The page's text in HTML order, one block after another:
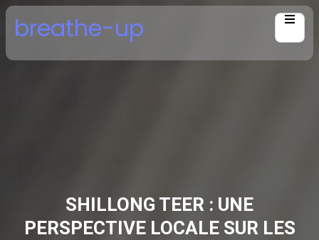
Skip
content
breathe-up
SHILLONG TEER : UNE
PERSPECTIVE LOCALE SUR LES